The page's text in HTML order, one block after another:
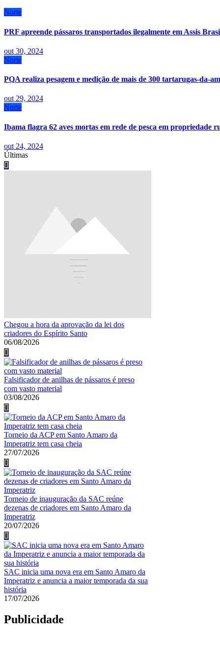
Norte
PRF apreende pássaros transportados ilegalmente em Assis
out 30, 2024
Norte
PQA realiza pesagem e medição de mais de 300 tartarugas-da-
out 29, 2024
Norte
Ibama flagra 62 aves mortas em rede de pesca em propriedade
out 24, 2024
Últimas
Chegou a hora da aprovação da lei dos
criadores do Espírito Santo
06/08/2026
Falsificador de anilhas de pássaros é preso
com vasto material
03/08/2026
Torneio da ACP em Santo Amaro da
Imperatriz tem casa cheia
27/07/2026
Torneio de inauguração da SAC reúne
dezenas de criadores em Santo Amaro da
Imperatriz
20/07/2026
SAC inicia uma nova era em Santo Amaro da
Imperatriz e anuncia a maior temporada da sua
história
17/07/2026
Publicidade